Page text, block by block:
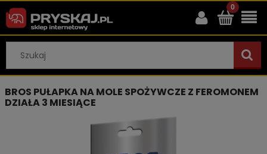
BROS PUŁAPKA NA MOLE SPOŻYWCZE Z FEROMONEM
DZIAŁA 3 MIESIĄCE